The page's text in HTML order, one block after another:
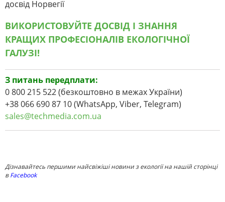
досвід Норвегії
ВИКОРИСТОВУЙТЕ ДОСВІД І ЗНАННЯ
КРАЩИХ ПРОФЕСІОНАЛІВ ЕКОЛОГІЧНОЇ
ГАЛУЗІ!
З питань передплати:
0 800 215 522 (безкоштовно в межах України)
+38 066 690 87 10 (WhatsApp, Viber, Telegram)
sales@techmedia.com.ua
Дізнавайтесь першими найсвіжіші новини з екології на нашій сторінці
вFacebook